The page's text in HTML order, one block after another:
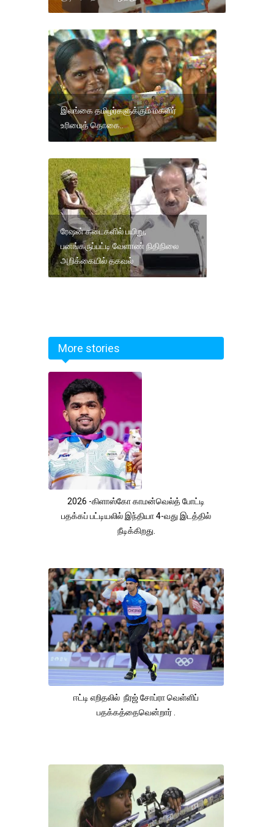
இலங்கை தமிழர்களுக்கும் மகளிர்
உரிமைத் தொகை..
ரேஷன் கடைகளில் பயிறு,
பனங்கருப்பட்டி வேளாண் நிதிநிலை
அறிக்கையில் தகவல்
More stories
2026 -கிளாஸ்கோ காமன்வெல்த் போட்டி
பதக்கப் பட்டியலில் இந்தியா 4-வது இடத்தில்
நீடிக்கிறது.
ஈட்டி எறிதலில் நீரஜ் சோப்ரா வெள்ளிப்
பதக்கத்தைவென்றார் .